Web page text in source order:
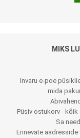
MIKS
Invaru e-poe
mida
Püsiv ostukorv -
Sa
Erinevate